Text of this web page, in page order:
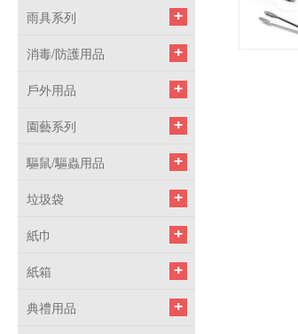
雨具系列
消毒/防護用品
戶外用品
園藝系列
驅鼠/驅蟲用品
垃圾袋
紙巾
紙箱
典禮用品